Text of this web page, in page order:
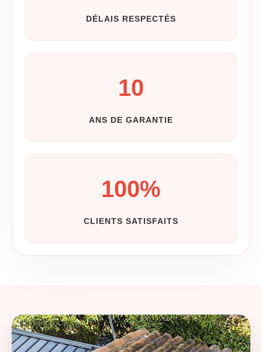
DÉLAIS RESPECTÉS
10
ANS DE GARANTIE
100%
CLIENTS SATISFAITS